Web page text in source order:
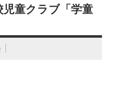
童クラブ「学童